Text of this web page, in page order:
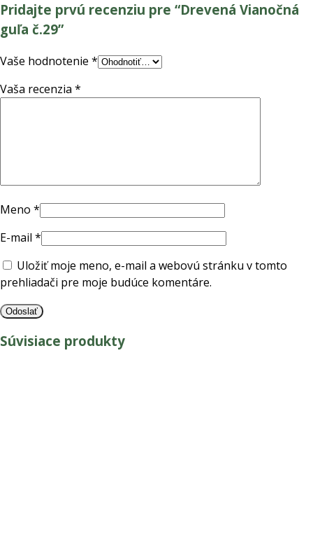
Pridajte prvú recenziu pre “Drevená Vianočná
guľa č.29”
Vaše hodnotenie *
Vaša recenzia *
Meno *
E-mail *
Uložiť moje meno, e-mail a webovú stránku v tomto
prehliadači pre moje budúce komentáre.
Súvisiace produkty